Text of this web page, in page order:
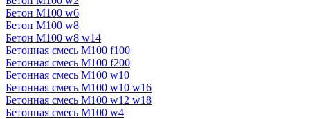
Бетон М100 w6
Бетон М100 w8
Бетон М100 w8 w14
Бетонная смесь М100 f100
Бетонная смесь М100 f200
Бетонная смесь М100 w10
Бетонная смесь М100 w10 w16
Бетонная смесь М100 w12 w18
Бетонная смесь М100 w4